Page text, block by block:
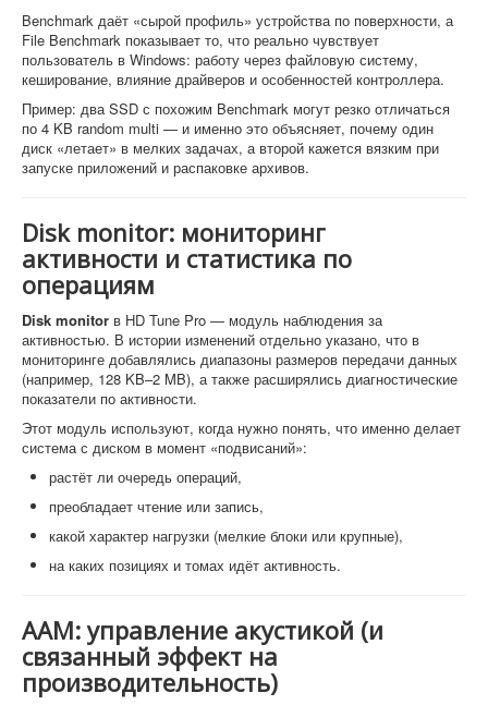
Benchmark даёт «сырой профиль» устройства по поверхности, а
File Benchmark показывает то, что реально чувствует
пользователь в Windows: работу через файловую систему,
кеширование, влияние драйверов и особенностей контроллера.
Пример: два SSD с похожим Benchmark могут резко отличаться
по 4 KB random multi — и именно это объясняет, почему один
диск «летает» в мелких задачах, а второй кажется вязким при
запуске приложений и распаковке архивов.
Disk monitor: мониторинг
активности и статистика по
операциям
Disk monitor в HD Tune Pro — модуль наблюдения за
активностью. В истории изменений отдельно указано, что в
мониторинге добавлялись диапазоны размеров передачи данных
(например, 128 KB–2 MB), а также расширялись диагностические
показатели по активности.
Этот модуль используют, когда нужно понять, что именно делает
система с диском в момент «подвисаний»:
растёт ли очередь операций,
преобладает чтение или запись,
какой характер нагрузки (мелкие блоки или крупные),
на каких позициях и томах идёт активность.
AAM: управление акустикой (и
связанный эффект на
производительность)